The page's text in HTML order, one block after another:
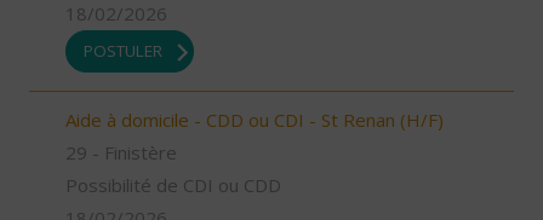
18/02/2026
POSTULER
Aide à domicile - CDD ou CDI - St Renan (H/F)
29 - Finistère
Possibilité de CDI ou CDD